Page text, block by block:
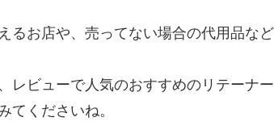
るお店や、売ってない場合の代用品な
レビューで人気のおすすめのリテーナ
てくださいね。